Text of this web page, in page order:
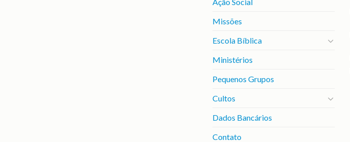
Missões
Escola Bíblica
Ministérios
Pequenos Grupos
Cultos
Dados Bancários
Contato